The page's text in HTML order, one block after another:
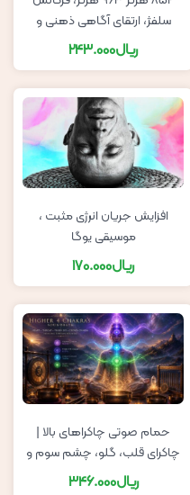
سلفژ، ارتقای آگاهی ذهنی و
بیداری بینشریال243.000
افزایش جریان انرژی مثبت ،
موسیقی یوگا
ریال170.000
حمام صوتی چاکراهای بالا |
چاکرای قلب، گلو، چشم سوم و
تاج سر با صداهای تبتی
ریال346.000